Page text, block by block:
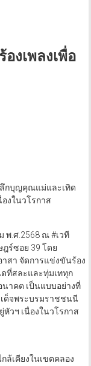
งเพลงเพื่อ
ลึกบุญคุณแม่และเทิด
งในวโรกาส
พ.ศ.2568 ณ #เวที
ร์ซอย 39 โดย
สา จัดการแข่งขันร้อง
ที่สละและทุ่มเททุก
นาคต เป็นแบบอย่างที่
ด็จพระบรมราชชนนี
วฯ เนื่องในวโรกาส
ล้เคียงในเขตคลอง